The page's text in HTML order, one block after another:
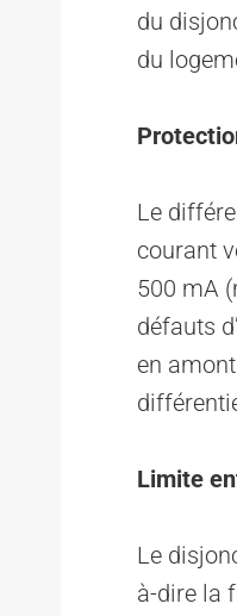
du
du
Le
courant
500 mA
défauts
en
Limite
Le
à-dire la